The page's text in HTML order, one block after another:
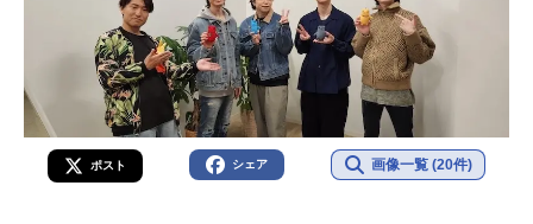
ポスト シェア 画像一覧 (20件)